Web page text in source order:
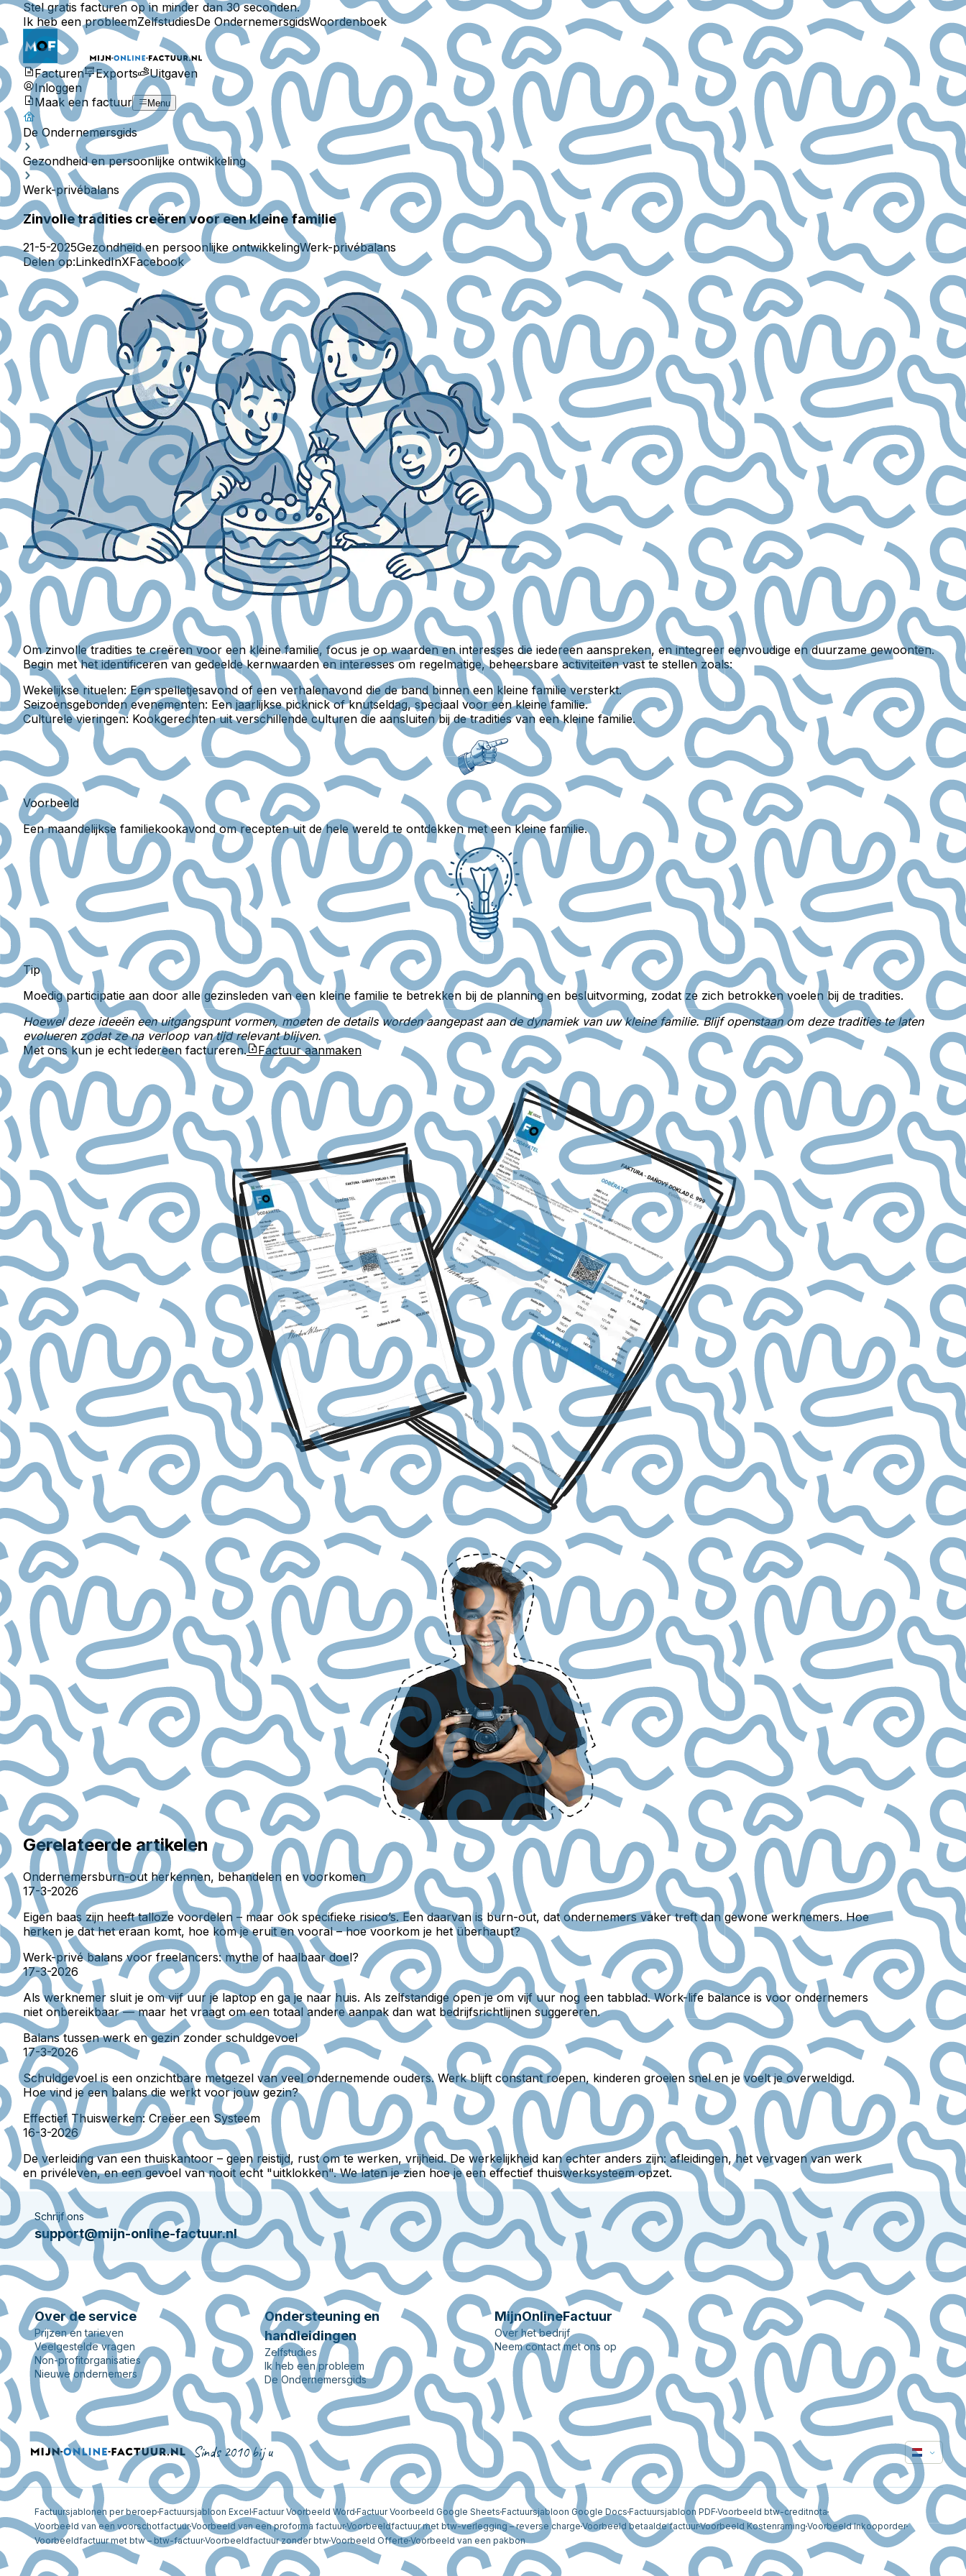
Stel gratis facturen op in minder dan 30 seconden.
Ik heb een probleemZelfstudiesDe OndernemersgidsWoordenboek
Facturen Exports
Uitgaven
Inloggen
Maak een factuur
Menu
De Ondernemersgids
Gezondheid en persoonlijke ontwikkeling
Werk-privébalans
Zinvolle tradities creëren voor een kleine familie
21-5-2025Gezondheid en persoonlijke ontwikkelingWerk-privébalans
Delen op:LinkedInXFacebook
Om zinvolle tradities te creëren voor een kleine familie, focus je op waarden en interesses die iedereen aanspreken, en integreer eenvoudige en duurzame gewoonten.
Begin met het identificeren van gedeelde kernwaarden en interesses om regelmatige, beheersbare activiteiten vast te stellen zoals:
Wekelijkse rituelen: Een spelletjesavond of een verhalenavond die de band binnen een kleine familie versterkt.
Seizoensgebonden evenementen: Een jaarlijkse picknick of knutseldag, speciaal voor een kleine familie.
Culturele vieringen: Kookgerechten uit verschillende culturen die aansluiten bij de tradities van een kleine familie.
Voorbeeld
Een maandelijkse familiekookavond om recepten uit de hele wereld te ontdekken met een kleine familie.
Tip
Moedig participatie aan door alle gezinsleden van een kleine familie te betrekken bij de planning en besluitvorming, zodat ze zich betrokken voelen bij de tradities.
Hoewel deze ideeën een uitgangspunt vormen, moeten de details worden aangepast aan de dynamiek van uw kleine familie. Blijf openstaan om deze tradities te laten
evolueren zodat ze na verloop van tijd relevant blijven.
Met ons kun je echt iedereen factureren.
Factuur aanmaken
Gerelateerde artikelen
Ondernemersburn-out herkennen, behandelen en voorkomen
17-3-2026
Eigen baas zijn heeft talloze voordelen – maar ook specifieke risico’s. Een daarvan is burn-out, dat ondernemers vaker treft dan gewone werknemers. Hoe
herken je dat het eraan komt, hoe kom je eruit en vooral – hoe voorkom je het überhaupt?
Werk-privé balans voor freelancers: mythe of haalbaar doel?
17-3-2026
Als werknemer sluit je om vijf uur je laptop en ga je naar huis. Als zelfstandige open je om vijf uur nog een tabblad. Work-life balance is voor ondernemers
niet onbereikbaar — maar het vraagt om een totaal andere aanpak dan wat bedrijfsrichtlijnen suggereren.
Balans tussen werk en gezin zonder schuldgevoel
17-3-2026
Schuldgevoel is een onzichtbare metgezel van veel ondernemende ouders. Werk blijft constant roepen, kinderen groeien snel en je voelt je overweldigd.
Hoe vind je een balans die werkt voor jouw gezin?
Effectief Thuiswerken: Creëer een Systeem
16-3-2026
De verleiding van een thuiskantoor – geen reistijd, rust om te werken, vrijheid. De werkelijkheid kan echter anders zijn: afleidingen, het vervagen van werk
en privéleven, en een gevoel van nooit echt "uitklokken". We laten je zien hoe je een effectief thuiswerksysteem opzet.
Schrijf ons
support@mijn-online-factuur.nl
Over de service
Prijzen en tarieven
Veelgestelde vragen
Non-profitorganisaties
Nieuwe ondernemers
Ondersteuning en
handleidingen
Zelfstudies
Ik heb een probleem
De Ondernemersgids
MijnOnlineFactuur
Over het bedrijf
Neem contact met ons op
Sinds 2010 bij u
Factuursjablonen per beroep Factuursjabloon Excel Factuur Voorbeeld Word Factuur Voorbeeld Google Sheets Factuursjabloon Google Docs Factuursjabloon PDF Voorbeeld btw-creditnota
Voorbeeld van een voorschotfactuurVoorbeeld van een proforma factuurVoorbeeldfactuur met btw-verlegging – reverse chargeVoorbeeld betaalde factuurVoorbeeld Kostenraming Voorbeeld Inkooporder
Voorbeeldfactuur met btw – btw-factuurVoorbeeldfactuur zonder btwVoorbeeld Offerte Voorbeeld van een pakbon